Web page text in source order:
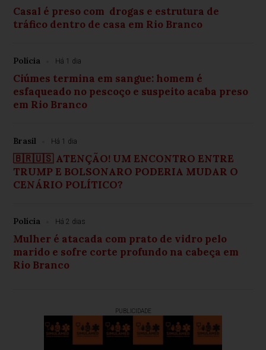
Casal é preso com drogas e estrutura de
tráfico dentro de casa em Rio Branco
Polícia Há 1 dia
Ciúmes termina em sangue: homem é
esfaqueado no pescoço e suspeito acaba preso
em Rio Branco
Brasil Há 1 dia
🇧🇷🇺🇸 ATENÇÃO! UM ENCONTRO ENTRE
TRUMP E BOLSONARO PODERIA MUDAR O
CENÁRIO POLÍTICO?
Polícia Há 2 dias
Mulher é atacada com prato de vidro pelo
marido e sofre corte profundo na cabeça em
Rio Branco
PUBLICIDADE